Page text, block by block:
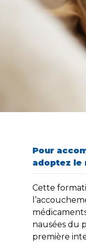
Pour
adoptez le
Cette
nausées du
première